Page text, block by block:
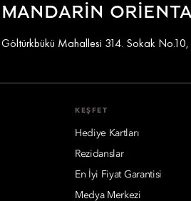
MANDARIN
Göltürkbükü Mahallesi 314. Sokak
KEŞFET
Hediye Kartları
Rezidanslar
En İyi Fiyat Garantisi
Medya Merkezi